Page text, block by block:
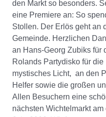
den Markt so besonders.
eine Premiere an: So
Stollen. Der Erlös geht an
Gemeinde. Herzlichen
an Hans-Georg Zubiks für
Rolands Partydisko für
mystisches Licht, an den
Helfer sowie die großen
Allen Besuchern eine
nächsten Wichtelmarkt